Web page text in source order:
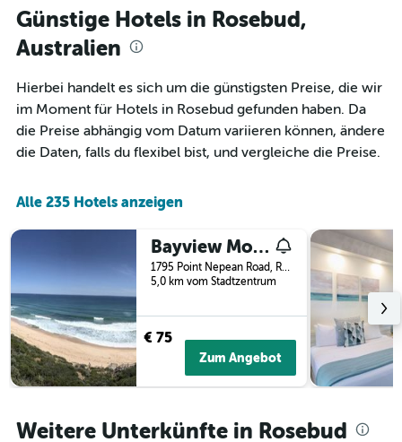
Zimmerpreis
jeweiligen
Wochentag.
Das
Diagramm
1
X-
Achse,
die
anzeigt.
Diagramm
1
Y-
Achse,
die
den
durchschnittlichen
Zimmerpreis
anzeigt.
Günstige Hotels in Rosebud,
Australien
Hierbei handelt es sich um die günstigsten Preise, die wir
im Moment für Hotels in Rosebud gefunden haben. Da
die Preise abhängig vom Datum variieren können, ändere
die Daten, falls du flexibel bist, und vergleiche die Preise.
Alle 235 Hotels anzeigen
Bayview Motel Rosebud
1795 Point Nepean Road, Rosebud, VIC, Australien
5,0 km vom Stadtzentrum
€ 75
Zum Angebot
Weitere Unterkünfte in Rosebud